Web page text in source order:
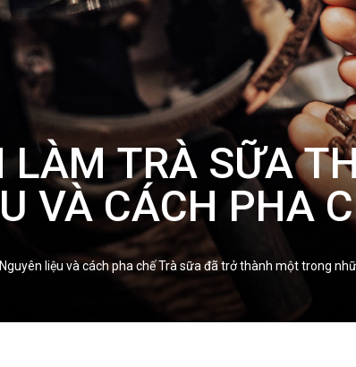
LÀM TRÀ SỮA
VÀ CÁCH PHA
liệu và cách pha chế Trà sữa đã trở thành một trong